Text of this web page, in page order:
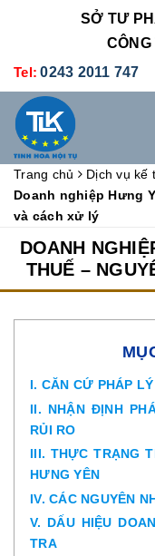
SỞ TƯ
Tel: 0243 2011 747
DỊCH VỤ KẾ TOÁN -
Trang chủ
Dịch vụ kế
Doanh nghiệp Hưng
và cách xử lý
DOANH
THUẾ –
I. CĂN CỨ PHÁP LÝ
II. NHẬN ĐỊNH
RỦI RO
III. THỰC TRẠNG
HƯNG YÊN
IV. CÁC NGUYÊN
V. DẤU HIỆU
TRA